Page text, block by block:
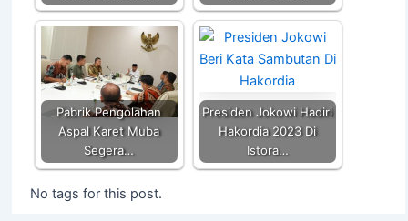
Pabrik Pengolahan
Aspal Karet Muba
Segera…
Presiden Jokowi Hadiri
Hakordia 2023 Di
Istora…
No tags for this post.